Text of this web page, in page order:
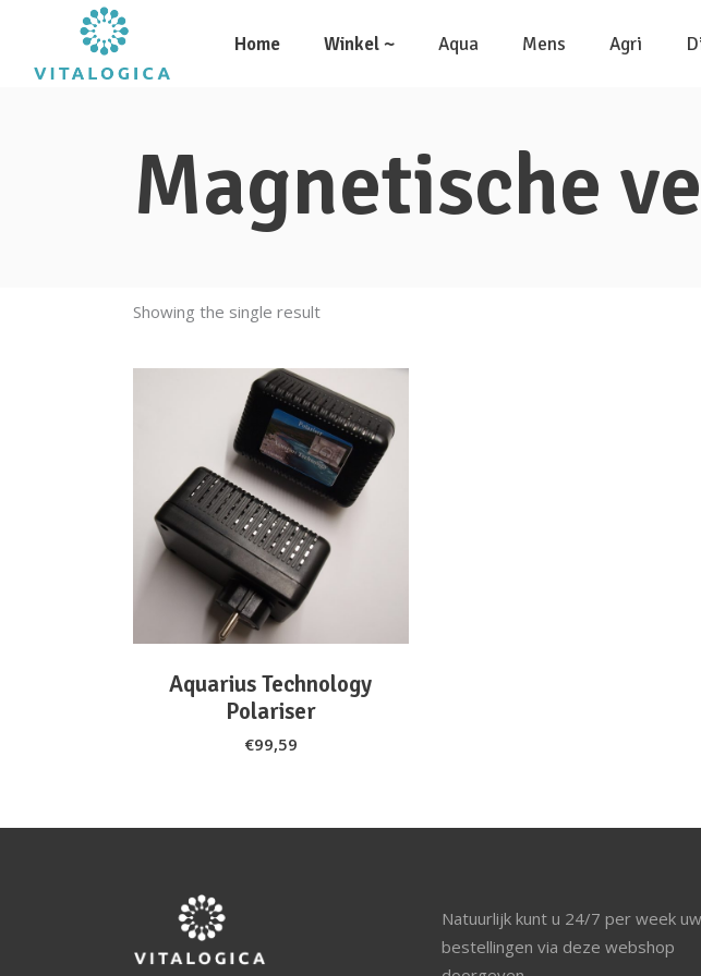
Home Winkel ~ Aqua Mens Agri
Magnetische
Showing the single result
ADD TO CART
Aquarius Technology
Polariser
€99,59
Natuurlijk kunt u 24/7 per week uw
bestellingen via deze webshop